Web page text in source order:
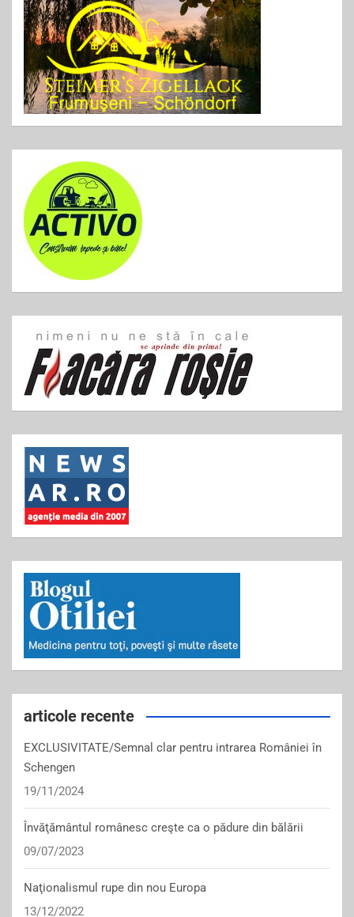
articole recente
EXCLUSIVITATE/Semnal clar pentru intrarea României în
Schengen
19/11/2024
Învăţământul românesc creşte ca o pădure din bălării
09/07/2023
Naţionalismul rupe din nou Europa
13/12/2022